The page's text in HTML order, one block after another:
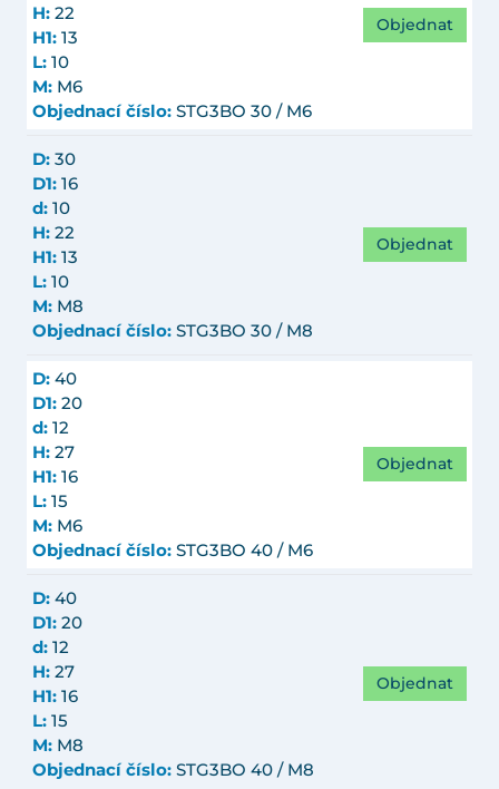
H: 22
H1: 13
L: 10
M: M6
Objednací číslo: STG3BO 30 / M6
Objednat
D: 30
D1: 16
d: 10
H: 22
H1: 13
L: 10
M: M8
Objednací číslo: STG3BO 30 / M8
Objednat
D: 40
D1: 20
d: 12
H: 27
H1: 16
L: 15
M: M6
Objednací číslo: STG3BO 40 / M6
Objednat
D: 40
D1: 20
d: 12
H: 27
H1: 16
L: 15
M: M8
Objednací číslo: STG3BO 40 / M8
Objednat